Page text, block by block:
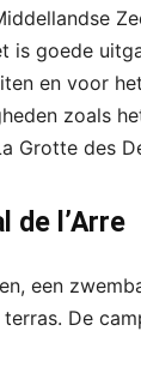
is goede
en voor
zoals
Grotte des
de l’Arre
een
De